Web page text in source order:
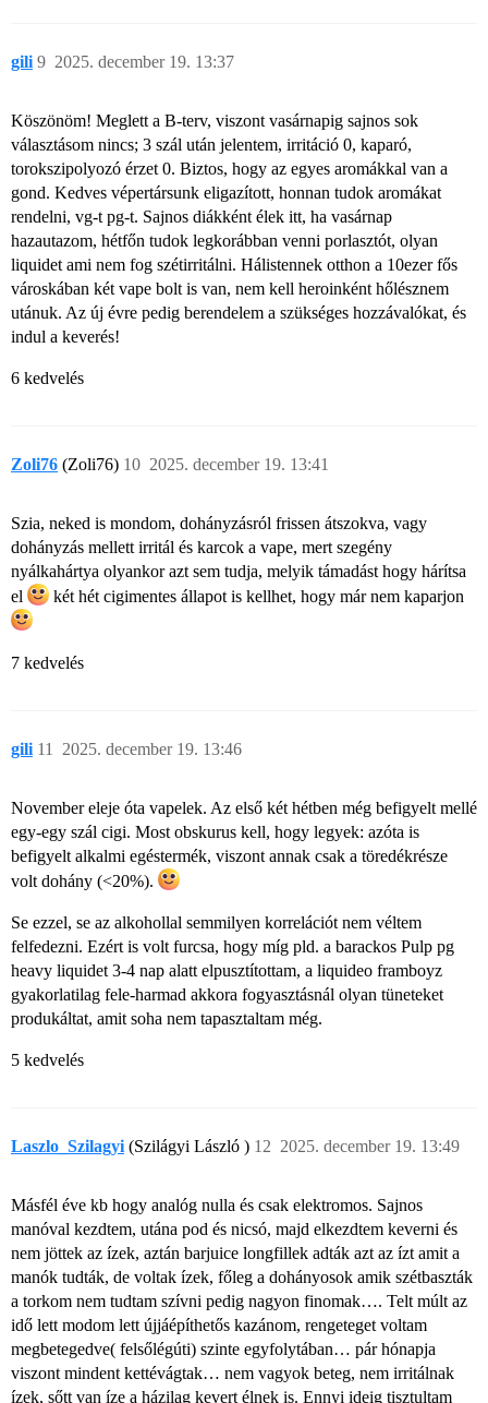
gili 2025. december 19. 13:37
9
Köszönöm! Meglett a B-terv, viszont vasárnapig sajnos sok
választásom nincs; 3 szál után jelentem, irritáció 0, kaparó,
torokszipolyozó érzet 0. Biztos, hogy az egyes aromákkal van a
gond. Kedves vépertársunk eligazított, honnan tudok aromákat
rendelni, vg-t pg-t. Sajnos diákként élek itt, ha vasárnap
hazautazom, hétfőn tudok legkorábban venni porlasztót, olyan
liquidet ami nem fog szétirritálni. Hálistennek otthon a 10ezer fős
városkában két vape bolt is van, nem kell heroinként hőlésznem
utánuk. Az új évre pedig berendelem a szükséges hozzávalókat, és
indul a keverés!
6 kedvelés
Zoli76 (Zoli76) 2025. december 19. 13:41
10
Szia, neked is mondom, dohányzásról frissen átszokva, vagy
dohányzás mellett irritál és karcok a vape, mert szegény
nyálkahártya olyankor azt sem tudja, melyik támadást hogy hárítsa
el
két hét cigimentes állapot is kellhet, hogy már nem kaparjon
7 kedvelés
gili 2025. december 19. 13:46
11
November eleje óta vapelek. Az első két hétben még befigyelt mellé
egy-egy szál cigi. Most obskurus kell, hogy legyek: azóta is
befigyelt alkalmi egéstermék, viszont annak csak a töredékrésze
volt dohány (<20%).
Se ezzel, se az alkohollal semmilyen korrelációt nem véltem
felfedezni. Ezért is volt furcsa, hogy míg pld. a barackos Pulp pg
heavy liquidet 3-4 nap alatt elpusztítottam, a liquideo framboyz
gyakorlatilag fele-harmad akkora fogyasztásnál olyan tüneteket
produkáltat, amit soha nem tapasztaltam még.
5 kedvelés
Laszlo_Szilagyi (Szilágyi László ) 2025. december 19. 13:49
12
Másfél éve kb hogy analóg nulla és csak elektromos. Sajnos
manóval kezdtem, utána pod és nicsó, majd elkezdtem keverni és
nem jöttek az ízek, aztán barjuice longfillek adták azt az ízt amit a
manók tudták, de voltak ízek, főleg a dohányosok amik szétbaszták
a torkom nem tudtam szívni pedig nagyon finomak…. Telt múlt az
idő lett modom lett újjáépíthetős kazánom, rengeteget voltam
megbetegedve( felsőlégúti) szinte egyfolytában… pár hónapja
viszont mindent kettévágtak… nem vagyok beteg, nem irritálnak
ízek, sőtt van íze a házilag kevert élnek is. Ennyi ideig tisztultam